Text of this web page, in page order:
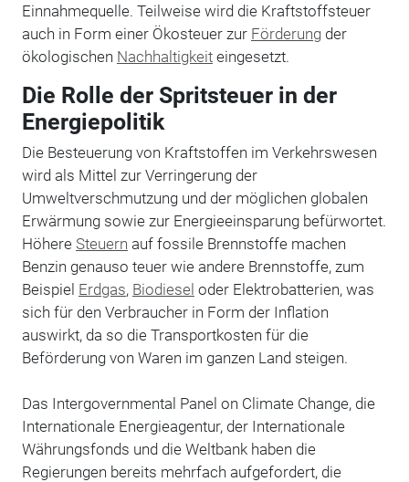
Einnahmequelle. Teilweise wird die Kraftstoffsteuer
auch in Form einer Ökosteuer zur Förderungder
ökologischen Nachhaltigkeiteingesetzt.
Die Rolle der Spritsteuer in der
Energiepolitik
Die Besteuerung von Kraftstoffen im Verkehrswesen
wird als Mittel zur Verringerung der
Umweltverschmutzung und der möglichen globalen
Erwärmung sowie zur Energieeinsparung befürwortet.
Höhere Steuern auf fossile Brennstoffe machen
Benzin genauso teuer wie andere Brennstoffe, zum
Beispiel Erdgas, Biodiesel oder Elektrobatterien, was
sich für den Verbraucher in Form der Inflation
auswirkt, da so die Transportkosten für die
Beförderung von Waren im ganzen Land steigen.
Das Intergovernmental Panel on Climate Change, die
Internationale Energieagentur, der Internationale
Währungsfonds und die Weltbank haben die
Regierungen bereits mehrfach aufgefordert, die